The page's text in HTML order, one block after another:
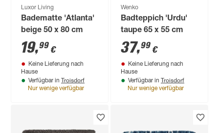
Luxor Living
Badematte 'Atlanta'
beige 50 x 80 cm
19,99 €
Keine Lieferung nach
Hause
Verfügbar in Troisdorf
Nur wenige verfügbar
Wenko
Badteppich 'Urdu'
taupe 65 x 55 cm
37,99 €
Keine Lieferung nach
Hause
Verfügbar in Troisdorf
Nur wenige verfügbar